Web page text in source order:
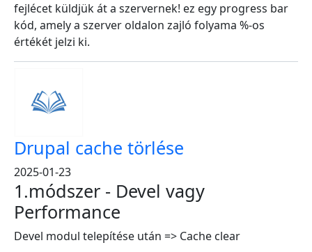
fejlécet küldjük át a szervernek! ez egy progress bar
kód, amely a szerver oldalon zajló folyama %-os
értékét jelzi ki.
Drupal cache törlése
2025-01-23
1.módszer - Devel vagy
Performance
Devel modul telepítése után => Cache clear